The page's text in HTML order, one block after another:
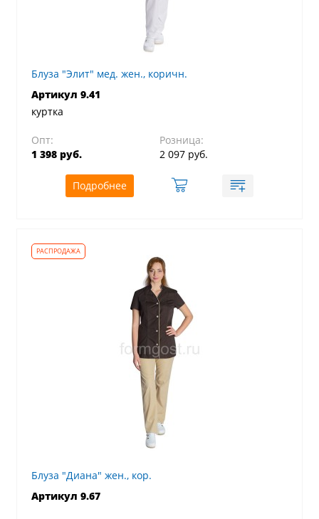
Блуза "Элит" мед. жен., коричн.
Артикул 9.41
куртка
Опт:
1 398 руб.
Розница:
2 097 руб.
Подробнее
Блуза "Диана" жен., кор.
Артикул 9.67